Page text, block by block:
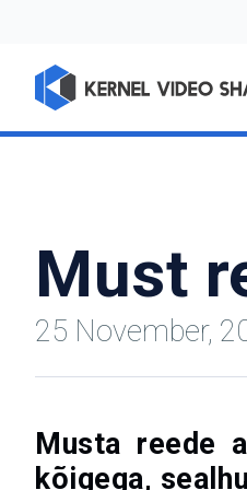
Must
25 November,
Musta reede
kõigega,